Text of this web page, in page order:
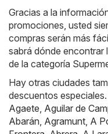
Gracias a la
promociones, usted
compras serán más
sabrá dónde encontrar
de la categoría
Hay otras ciudades
descuentos
Agaete Aguilar de
Abarán Agramunt A